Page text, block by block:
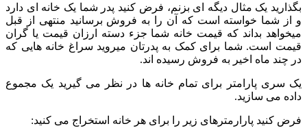
بگذارید یک مثال دیگه ای بزنم، فرض کنید پدر شما یک خانه ای دارد
و از شما خواسته است که آن را به فروش برسانید منتهی از قبل
میخواهد بداند که قیمت خانه شما جزء دسته ارزان قیمت یا گران
قیمت است. شما برای کمک به پدرتان میروید سراغ خانه هایی که
در چند ماه اخیر به فروش رسیده اند.
یک سری پارامتر برای تمام خانه ها در نظر می گیرید یک مجموع
داده می سازید.
فرض کنید پارارمترهای زیر را برای هر خانه استخراج می کنید: